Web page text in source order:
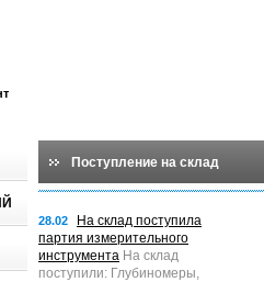
Поступление на склад
28.02
На склад поступила
партия измерительного
инструмента На склад
поступили: Глубиномеры,